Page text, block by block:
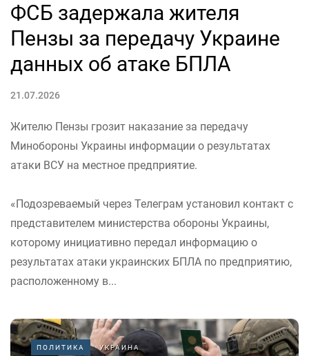
ФСБ задержала жителя
Пензы за передачу Украине
данных об атаке БПЛА
21.07.2026
Жителю Пензы грозит наказание за передачу
Минобороны Украины информации о результатах
атаки ВСУ на местное предприятие.
«Подозреваемый через Телеграм установил контакт с
представителем министерства обороны Украины,
которому инициативно передал информацию о
результатах атаки украинских БПЛА по предприятию,
расположенному в...
ПОЛИТИКА УКРАИНА